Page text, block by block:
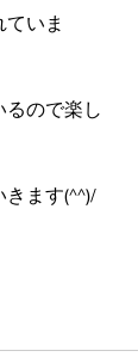
いま
るので楽し
きます(^^)/